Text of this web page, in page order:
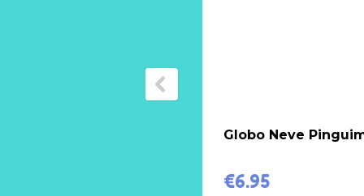
Globo Neve
€6.95